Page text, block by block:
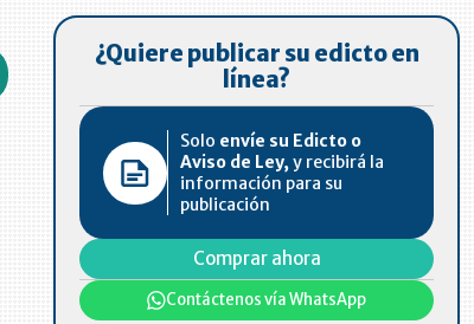
¿Quiere publicar su edicto en
línea?
Solo envíe su Edicto o
Aviso de Ley, y recibirá la
información para su
publicación
Comprar ahora
Contáctenos vía WhatsApp